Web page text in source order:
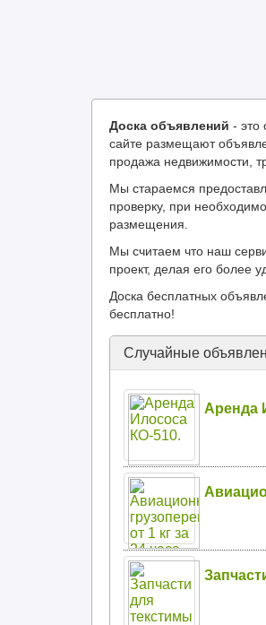
Доска объявлений - это
сайте размещают
продажа недвижимости,
Мы стараемся
проверку, при
размещения.
Мы считаем что наш
проект, делая его более
Доска бесплатных
бесплатно!
Случайные
Аренда